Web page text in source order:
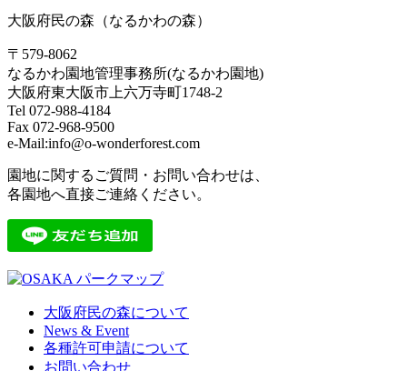
大阪府民の森（なるかわの森）
〒579-8062
なるかわ園地管理事務所(なるかわ園地)
大阪府東大阪市上六万寺町1748-2
Tel 072-988-4184
Fax 072-968-9500
e-Mail:info@o-wonderforest.com
園地に関するご質問・お問い合わせは、
各園地へ直接ご連絡ください。
大阪府民の森について
News & Event
各種許可申請について
お問い合わせ